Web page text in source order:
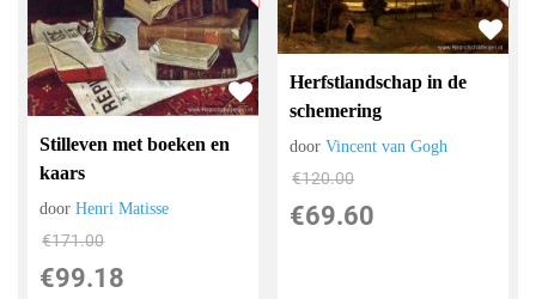
Stilleven met boeken en
kaars
doorHenri Matisse
€171.00
€99.18
Herfstlandschap in de
schemering
doorVincent van Gogh
€120.00
€69.60